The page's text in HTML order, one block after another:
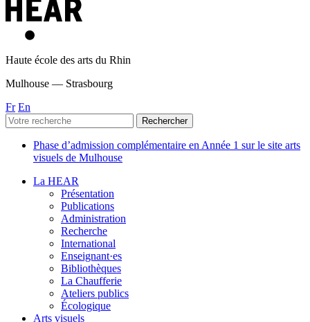
Haute école des arts du Rhin
Mulhouse — Strasbourg
Fr En
Phase d’admission complémentaire en Année 1 sur le site arts
visuels de Mulhouse
La HEAR
Présentation
Publications
Administration
Recherche
International
Enseignant·es
Bibliothèques
La Chaufferie
Ateliers publics
Écologique
Arts visuels